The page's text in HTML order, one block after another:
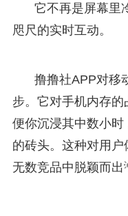
它不再是屏幕里
咫尺的实时互动。
撸撸社APP对移
步。它对手机内存
便你沉浸其中数小
的砖头。这种对用
无数竞品中脱颖而出